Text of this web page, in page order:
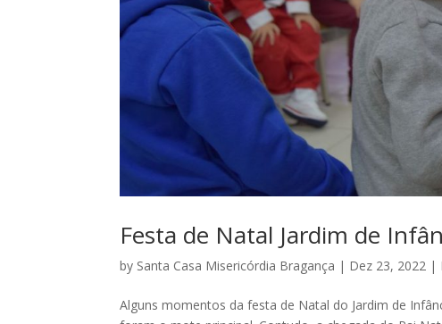
Festa de Natal Jardim de
by Santa Casa Misericórdia Bragança | Dez 23, 2022 |
Alguns momentos da festa de Natal do Jardim de